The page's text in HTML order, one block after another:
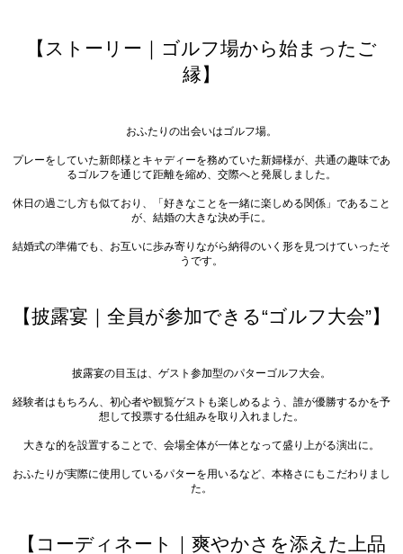
【ストーリー｜ゴルフ場から始まったご
縁】
おふたりの出会いはゴルフ場。
プレーをしていた新郎様とキャディーを務めていた新婦様が、共通の趣味であ
るゴルフを通じて距離を縮め、交際へと発展しました。
休日の過ごし方も似ており、「好きなことを一緒に楽しめる関係」であること
が、結婚の大きな決め手に。
結婚式の準備でも、お互いに歩み寄りながら納得のいく形を見つけていったそ
うです。
【披露宴｜全員が参加できる“ゴルフ大会”】
披露宴の目玉は、ゲスト参加型のパターゴルフ大会。
経験者はもちろん、初心者や観覧ゲストも楽しめるよう、誰が優勝するかを予
想して投票する仕組みを取り入れました。
大きな的を設置することで、会場全体が一体となって盛り上がる演出に。
おふたりが実際に使用しているパターを用いるなど、本格さにもこだわりまし
た。
【コーディネート｜爽やかさを添えた上品